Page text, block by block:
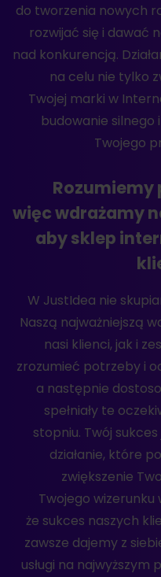
do tworzenia nowych
rozwijać się i dawać
nad konkurencją.
na celu nie tylko
Twojej marki w
budowanie
Twojego
Rozumiemy
więc wdrażamy
aby sklep
W JustIdea nie
Naszą najważniejszą
nasi klienci, jak i
zrozumieć potrzeby i
a następnie
spełniały te
stopniu. Twój
działanie, które
zwiększenie
Twojego wizerunku
że sukces naszych
zawsze dajemy z
usługi na najwyższym